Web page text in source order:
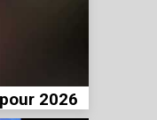
2026